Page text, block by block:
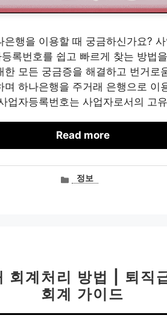
행을 이용할 때 궁금하신가요?
록번호를 쉽고 빠르게 찾는 방법
모든 궁금증을 해결하고 번거로
하나은행을 주거래 은행으로 이
업자등록번호는 사업자로서의 고
Read more
카정보
회계처리 방법 | 퇴직
회계 가이드